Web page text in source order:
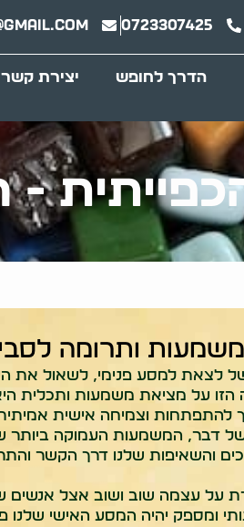
0723307425
הדרך לחופש יצירת קשר
ותרומה
לצאת למסע פנימי, לשאול את
הזו על מציאת משמעות ותכלית
להתפתחות וצמיחה אישית
דבר, המשמעות העמוקה ביותר
והשאיפות שלנו דרך הקשר
על עצמה שוב ושוב אצל
ומספק יהיה המסע האישי שלנו